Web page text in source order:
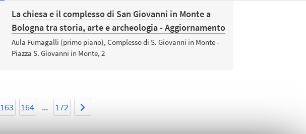
La chiesa e il complesso di San Giovanni in Monte a
Bologna tra storia, arte e archeologia - Aggiornamento
Aula Fumagalli (primo piano), Complesso di S. Giovanni in Monte -
Piazza S. Giovanni in Monte, 2
163 164 ... 172